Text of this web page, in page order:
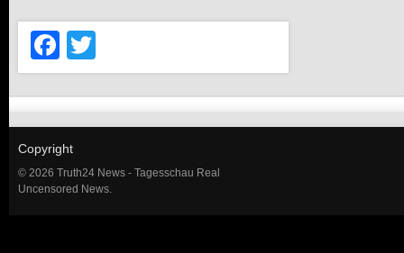
Facebook
Copyright
© 2026 Truth24 News - Tagesschau Real
Uncensored News.